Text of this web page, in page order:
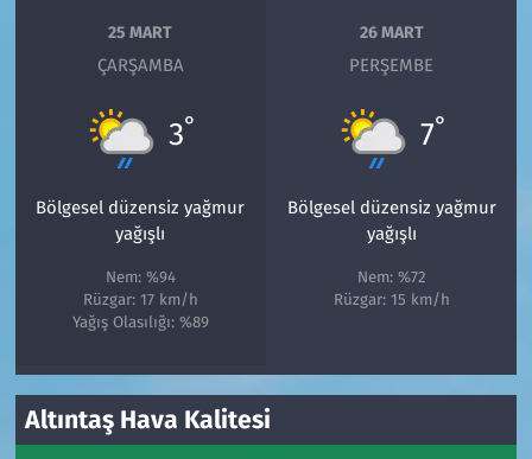
25 MART
ÇARŞAMBA
3°
Bölgesel düzensiz yağmur
yağışlı
Nem: %94
Rüzgar: 17 km/h
Yağış Olasılığı: %89
26 MART
PERŞEMBE
7°
Bölgesel düzensiz yağmur
yağışlı
Nem: %72
Rüzgar: 15 km/h
Altıntaş Hava Kalitesi